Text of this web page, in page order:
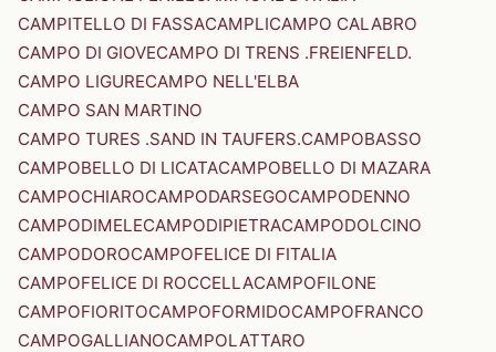
CAMPITELLO DI FASSACAMPLICAMPO CALABRO
CAMPO DI GIOVECAMPO DI TRENS .FREIENFELD.
CAMPO LIGURECAMPO NELL'ELBA
CAMPO SAN MARTINO
CAMPO TURES .SAND IN TAUFERS.CAMPOBASSO
CAMPOBELLO DI LICATACAMPOBELLO DI MAZARA
CAMPOCHIAROCAMPODARSEGOCAMPODENNO
CAMPODIMELECAMPODIPIETRACAMPODOLCINO
CAMPODOROCAMPOFELICE DI FITALIA
CAMPOFELICE DI ROCCELLACAMPOFILONE
CAMPOFIORITOCAMPOFORMIDOCAMPOFRANCO
CAMPOGALLIANOCAMPOLATTARO